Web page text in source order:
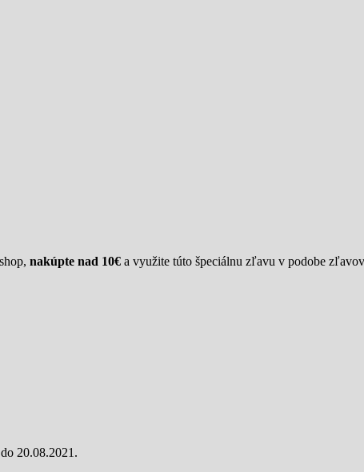
nakúpte nad 10€ a využite túto špeciálnu zľavu v podobe
20.08.2021.